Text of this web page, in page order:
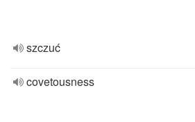
szczuć
covetousness